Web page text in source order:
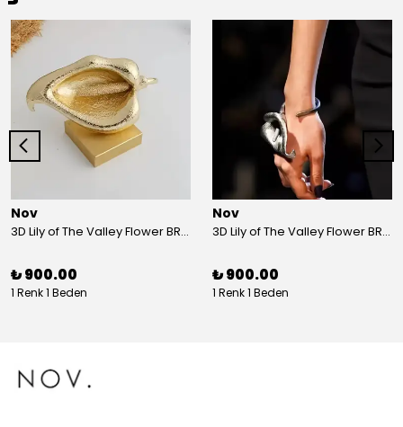
Nov
3D Lily of The Valley Flower BRACELET G
₺ 900.00
1 Renk 1 Beden
Nov
3D Lily of The Valley Flower BRACELET S
₺ 900.00
1 Renk 1 Beden